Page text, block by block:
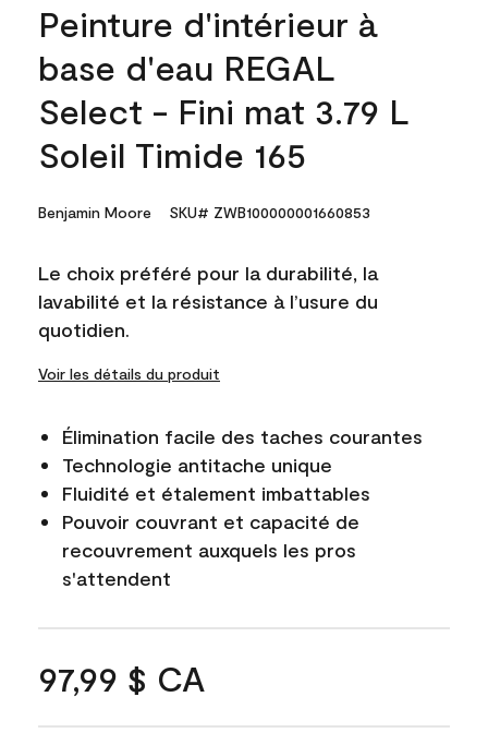
Peinture d'intérieur à
base d'eau REGAL
Select - Fini mat 3.79 L
Soleil Timide 165
Benjamin Moore SKU# ZWB100000001660853
Le choix préféré pour la durabilité, la
lavabilité et la résistance à l’usure du
quotidien.
Voir les détails du produit
Élimination facile des taches courantes
Technologie antitache unique
Fluidité et étalement imbattables
Pouvoir couvrant et capacité de
recouvrement auxquels les pros
s'attendent
97,99 $ CA